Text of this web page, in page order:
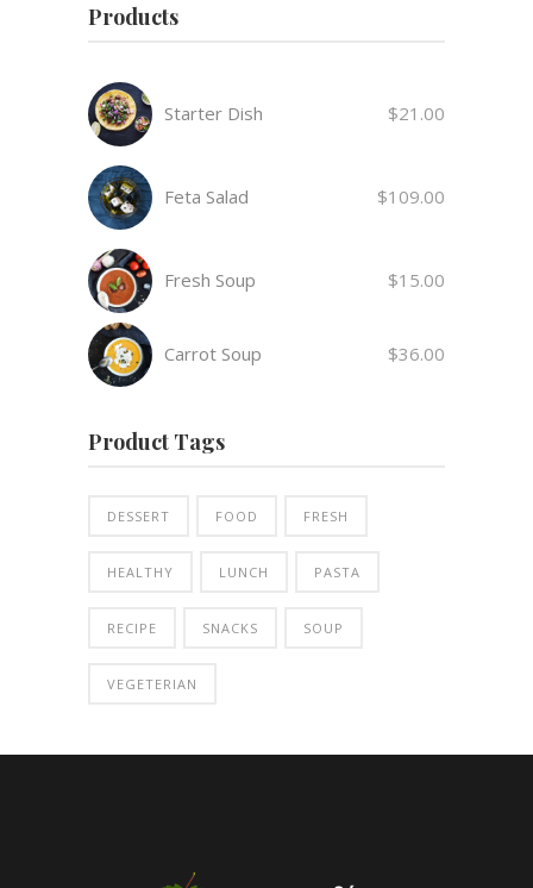
Products
Starter Dish $21.00
Feta Salad $109.00
Fresh Soup $15.00
Carrot Soup $36.00
Product Tags
DESSERT FOOD FRESH
HEALTHY LUNCH PASTA
RECIPE SNACKS SOUP
VEGETERIAN